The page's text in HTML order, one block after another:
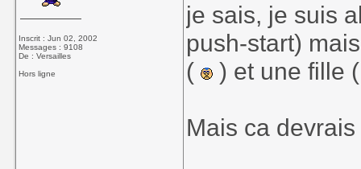
Inscrit : Jun 02, 2002
Messages : 9108
De : Versailles
Hors ligne
je sais, je suis
push-start)
(
) et une fille
Mais ca